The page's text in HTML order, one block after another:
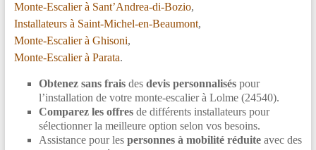
Monte-Escalier à Sant’Andrea-di-Bozio,
Installateurs à Saint-Michel-en-Beaumont,
Monte-Escalier à Ghisoni,
Monte-Escalier à Parata.
Obtenez sans fraisdes devis personnaliséspour
l’installation de votre monte-escalier à Lolme (24540).
Comparez les offresde différents installateurs pour
sélectionner la meilleure option selon vos besoins.
Assistance pour les personnes à mobilité réduiteavec des